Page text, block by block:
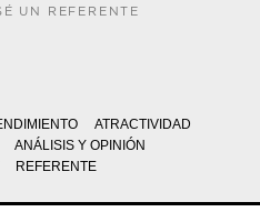
UN REFERENTE
ATRACTIVIDAD
ANÁLISIS Y OPINIÓN
REFERENTE